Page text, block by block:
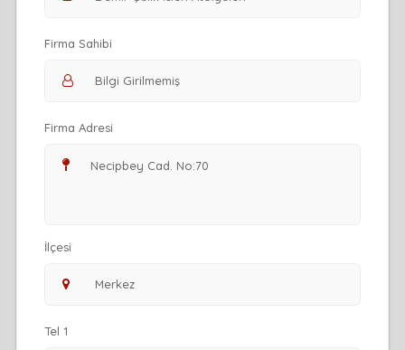
Firma Sahibi
Firma Adresi
İlçesi
Tel 1